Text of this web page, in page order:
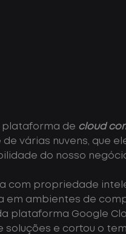
plataforma de cloud
várias nuvens, que
do nosso
com propriedade
em ambientes de
plataforma Google
soluções e cortou o